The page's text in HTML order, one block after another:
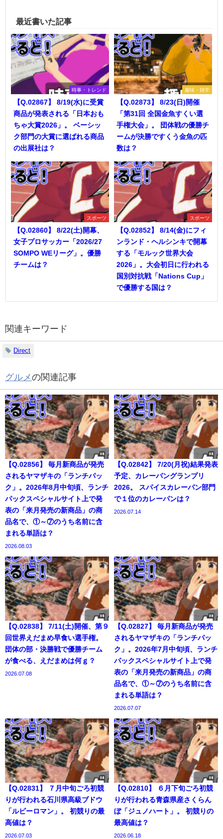
最近書いた記事
時事・トレンド
【Q.02867】 8/19(水)に受賞
商品が発表される「日本おも
ちゃ大賞2026」。 ベーシッ
ク部門の大賞に選ばれる商品
の出展社は？
趣味・雑学
【Q.02873】 8/23(日)開催
「第31回 全国金魚すくい選
手権大会」。 団体戦の優勝チ
ームが決勝ですくう金魚の匹
数は？
スポーツ
【Q.02860】 8/22(土)開幕、
女子プロサッカー「2026/27
SOMPO WEリーグ」。優勝
チームは？
スポーツ
【Q.02852】 8/14(金)にフィ
ンランド・ヘルシンキで開幕
する「モルック世界大会
2026」。大会初日に行われる
国別対抗戦「Nations Cup」
で優勝する国は？
関連キーワード
Direct
グルメの関連記事
【Q.02856】 毎月新商品が発売
されるヤマザキの「ランチパッ
ク」。2026年8月中旬頃、ランチ
パックスペシャルサイト上で発
表の「来月発売の新商品」の商
品名で、①～⑦のうち名前に含
まれる単語は？
2026.08.03
【Q.02842】 7/20(月祝)結果発表
予定、カレーパングランプリ
2026。 スパイスカレーパン部門
で１位のカレーパンは？
2026.07.14
【Q.02838】 7/11(土)開催、第９
回世界えだまめ早食い選手権。
団体の部・決勝戦で優勝チーム
が食べる、えだまめは何ｇ？
2026.07.08
【Q.02827】 毎月新商品が発売
されるヤマザキの「ランチパッ
ク」。2026年7月中旬頃、ランチ
パックスペシャルサイト上で発
表の「来月発売の新商品」の商
品名で、①～⑦のうち名前に含
まれる単語は？
2026.07.07
【Q.02831】 ７月中旬ごろ初競
りが行われる石川県高級ブドウ
「ルビーロマン」。 初競りの最
高値は？
2026.07.03
【Q.02810】 ６月下旬ごろ初競
りが行われる青森県産さくらん
ぼ「ジュノハート」。 初競りの
最高値は？
2026.06.18